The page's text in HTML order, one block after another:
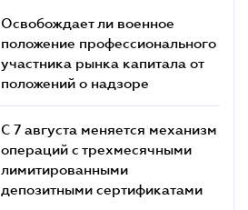
Освобождает ли военное
положение профессионального
участника рынка капитала от
положений о надзоре
С 7 августа меняется механизм
операций с трехмесячными
лимитированными
депозитными сертификатами